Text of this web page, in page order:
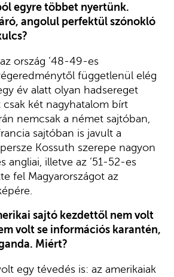
egyre többet nyertünk.
angolul perfektül szónokló
ország ’48-49-es
függetlenül elég
év alatt olyan hadsereget
csak két nagyhatalom bírt
nemcsak a német sajtóban,
sajtóban is javult a
Kossuth szerepe nagyon
angliai, illetve az ’51-52-es
fel Magyarországot az
sajtó kezdettől nem volt
volt se információs karantén,
Miért?
egy tévedés is: az amerikaiak